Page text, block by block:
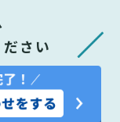
さい